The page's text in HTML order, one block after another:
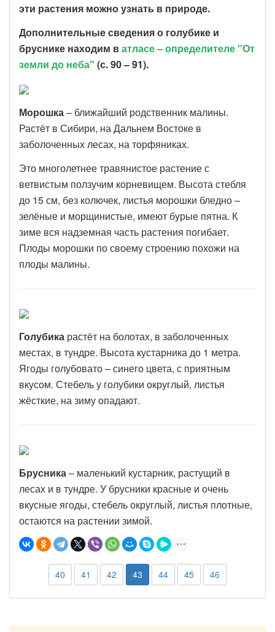
эти растения можно узнать в природе.
Дополнительные сведения о голубике и
бруснике находим ватласе – определителе "От
земли до неба" (с. 90 – 91).
Морошка– ближайший родственник малины.
Растёт в Сибири, на Дальнем Востоке в
заболоченных лесах, на торфяниках.
Это многолетнее травянистое растение с
ветвистым ползучим корневищем. Высота стебля
до 15 см, без колючек, листья морошки бледно –
зелёные и морщинистые, имеют бурые пятна. К
зиме вся надземная часть растения погибает.
Плоды морошки по своему строению похожи на
плоды малины.
Голубика растёт на болотах, в заболоченных
местах, в тундре. Высота кустарника до 1 метра.
Ягоды голубовато – синего цвета, с приятным
вкусом. Стебель у голубики округлый, листья
жёсткие, на зиму опадают.
Брусника– маленький кустарник, растущий в
лесах и в тундре. У брусники красные и очень
вкусные ягоды, стебель округлый, листья плотные,
остаются на растении зимой.
40 41 42 43 44 45 46